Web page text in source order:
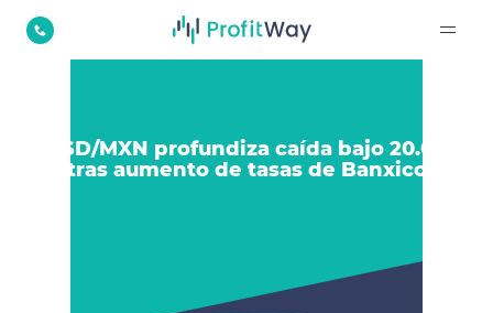
USD/MXN profundiza caída bajo 20.00
tras aumento de tasas de Banxico